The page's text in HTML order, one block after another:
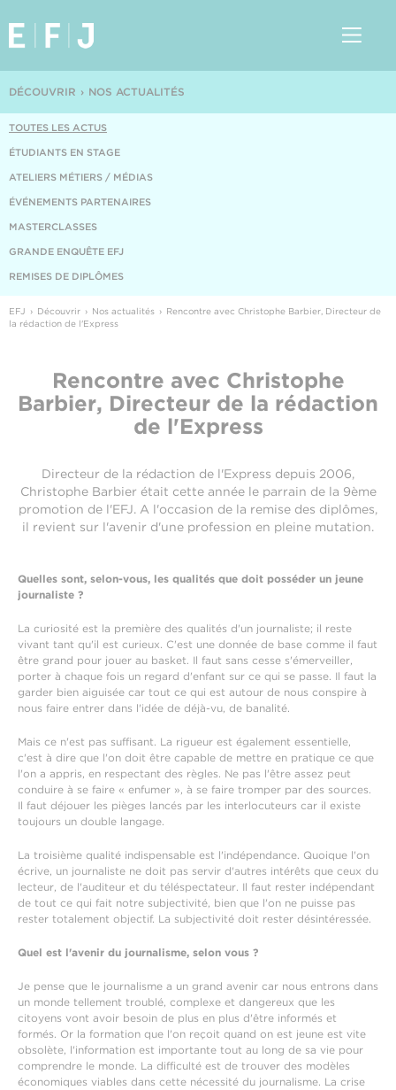
NOS ACTUALITÉS
DÉCOUVRIR
TOUTES LES ACTUS
ÉTUDIANTS EN STAGE
ATELIERS MÉTIERS / MÉDIAS
ÉVÉNEMENTS PARTENAIRES
MASTERCLASSES
GRANDE ENQUÊTE EFJ
REMISES DE DIPLÔMES
EFJ Découvrir Nos actualités
Rencontre avec Christophe Barbier, Directeur de
la rédaction de l'Express
Rencontre avec Christophe
Barbier, Directeur de la rédaction
de l'Express
Directeur de la rédaction de l'Express depuis 2006,
Christophe Barbier était cette année le parrain de la 9ème
promotion de l'EFJ. A l'occasion de la remise des diplômes,
il revient sur l'avenir d'une profession en pleine mutation.
Quelles sont, selon-vous, les qualités que doit posséder un jeune
journaliste ?
La curiosité est la première des qualités d'un journaliste; il reste
vivant tant qu'il est curieux. C'est une donnée de base comme il faut
être grand pour jouer au basket. Il faut sans cesse s'émerveiller,
porter à chaque fois un regard d'enfant sur ce qui se passe. Il faut la
garder bien aiguisée car tout ce qui est autour de nous conspire à
nous faire entrer dans l'idée de déjà-vu, de banalité.
Mais ce n'est pas suffisant. La rigueur est également essentielle,
c'est à dire que l'on doit être capable de mettre en pratique ce que
l'on a appris, en respectant des règles. Ne pas l'être assez peut
conduire à se faire « enfumer », à se faire tromper par des sources.
Il faut déjouer les pièges lancés par les interlocuteurs car il existe
toujours un double langage.
La troisième qualité indispensable est l'indépendance. Quoique l'on
écrive, un journaliste ne doit pas servir d'autres intérêts que ceux du
lecteur, de l'auditeur et du téléspectateur. Il faut rester indépendant
de tout ce qui fait notre subjectivité, bien que l'on ne puisse pas
rester totalement objectif. La subjectivité doit rester désintéressée.
Quel est l'avenir du journalisme, selon vous ?
Je pense que le journalisme a un grand avenir car nous entrons dans
un monde tellement troublé, complexe et dangereux que les
citoyens vont avoir besoin de plus en plus d'être informés et
formés. Or la formation que l'on reçoit quand on est jeune est vite
obsolète, l'information est importante tout au long de sa vie pour
comprendre le monde. La difficulté est de trouver des modèles
économiques viables dans cette nécessité du journalisme. La crise